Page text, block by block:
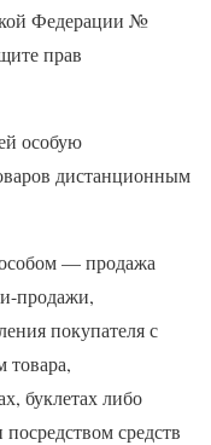
Федерации №
прав
особую
дистанционным
— продажа
продажи,
покупателя с
буклетах либо
средств